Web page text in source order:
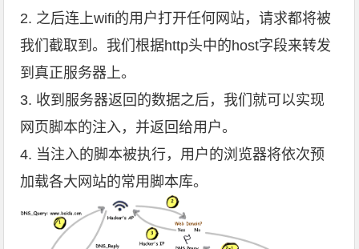
2. 之后连上wifi的用户打开任何网站，请求都将被
我们截取到。我们根据http头中的host字段来转发
到真正服务器上。
3. 收到服务器返回的数据之后，我们就可以实现
网页脚本的注入，并返回给用户。
4. 当注入的脚本被执行，用户的浏览器将依次预
加载各大网站的常用脚本库。